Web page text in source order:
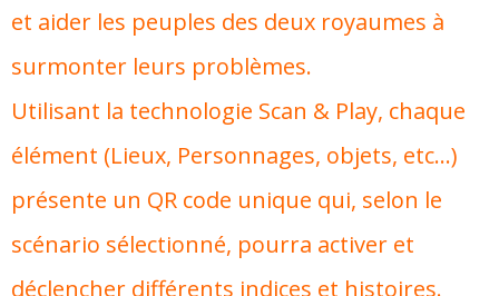
et aider les peuples des deux royaumes à
surmonter leurs problèmes.
Utilisant la technologie Scan & Play, chaque
élément (Lieux, Personnages, objets, etc…)
présente un QR code unique qui, selon le
scénario sélectionné, pourra activer et
déclencher différents indices et histoires.